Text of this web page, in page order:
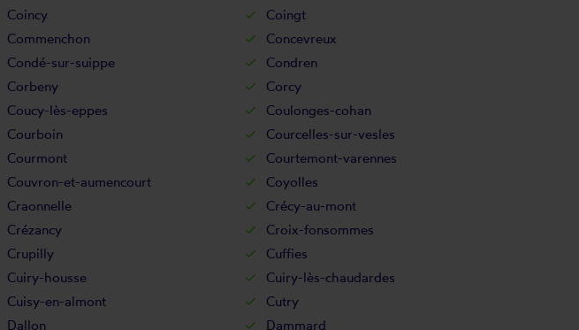
Coincy
Coingt
Commenchon
Concevreux
Condé-sur-suippe
Condren
Corbeny
Corcy
Coucy-lès-eppes
Coulonges-cohan
Courboin
Courcelles-sur-vesles
Courmont
Courtemont-varennes
Couvron-et-aumencourt
Coyolles
Craonnelle
Crécy-au-mont
Crézancy
Croix-fonsommes
Crupilly
Cuffies
Cuiry-housse
Cuiry-lès-chaudardes
Cuisy-en-almont
Cutry
Dallon
Dammard